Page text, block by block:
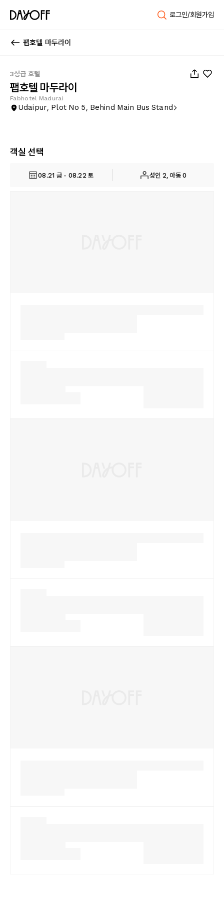
로그인/회원가입
팹호텔 마두라이
3성급 호텔
팹호텔 마두라이
Fabhotel Madurai
Udaipur, Plot No 5, Behind Main Bus Stand
객실 선택
08.21 금 - 08.22 토 성인 2, 아동 0